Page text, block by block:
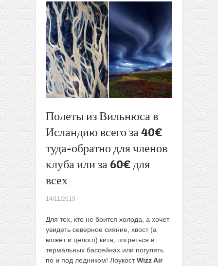
Полеты из Вильнюса в
Исландию всего за 40€
туда-обратно для членов
клуба или за 60€ для
всех
14/11/2019
Для тех, кто не боится холода, а хочет
увидеть северное сияние, хвост (а
может и целого) кита, погреться в
термальных бассейнах или погулять
по и под ледником! ЛоукостWizz Air
полеты
из
Москвы
в Баку
всего за
58€
обратно,
в Иран
за 114€
Вьетнам,
Таиланд,
и